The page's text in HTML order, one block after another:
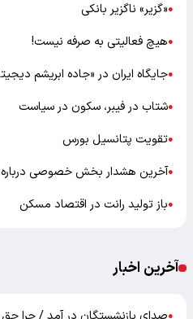
●«گزیر» ناگزیر بانکی
●هیچ فعالیتی به صرفه نیست!
●جایگاه ایران در «جاده ابریشم
●شتاب در فیبر، سکون در سیاست
●تقویت پتانسیل بورس
●آخرین هشدار بخش خصوصی
●باز تولید رانت در اقتصاد مسکن
آخرین اخبار
●